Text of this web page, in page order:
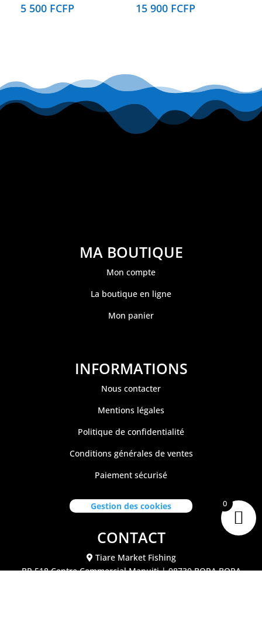
5 500 FCFP 15 900 FCFP
MA BOUTIQUE
Mon compte
La boutique en ligne
Mon panier
INFORMATIONS
Nous contacter
Mentions légales
Politique de confidentialité
Conditions générales de ventes
Paiement sécurisé
Gestion des cookies
CONTACT
Tiare Market Fishing
BP 518 Centre Commercial Manuiti| 98730 BORA BORA
0